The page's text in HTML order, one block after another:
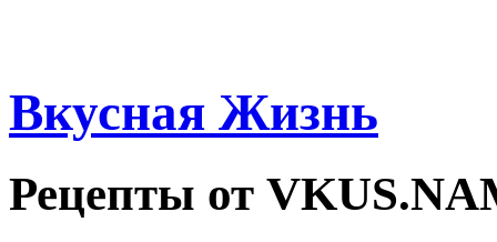
Вкусная Жизнь
Рецепты от